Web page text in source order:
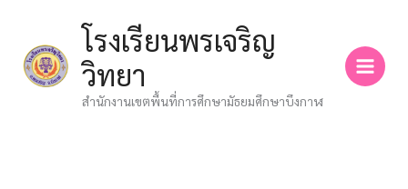
content
โรงเรียนพรเจริญ
วิทยา
สำนักงานเขตพื้นที่การศึกษามัธยมศึกษาบึงกาฬ